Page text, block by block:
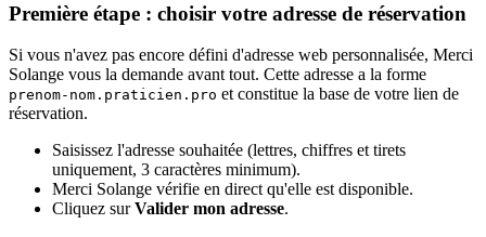
Première étape : choisir votre adresse de réservation
Si vous n'avez pas encore défini d'adresse web personnalisée, Merci
Solange vous la demande avant tout. Cette adresse a la forme
prenom-nom.praticien.pro et constitue la base de votre lien de
réservation.
Saisissez l'adresse souhaitée (lettres, chiffres et tirets
uniquement, 3 caractères minimum).
Merci Solange vérifie en direct qu'elle est disponible.
Cliquez surValider mon adresse.